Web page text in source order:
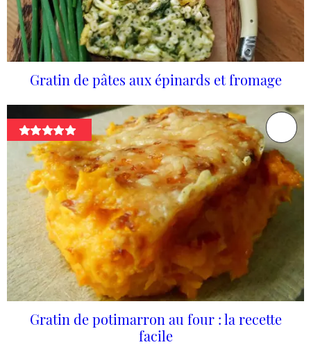
Gratin de pâtes aux épinards et fromage
Gratin de potimarron au four : la recette
facile